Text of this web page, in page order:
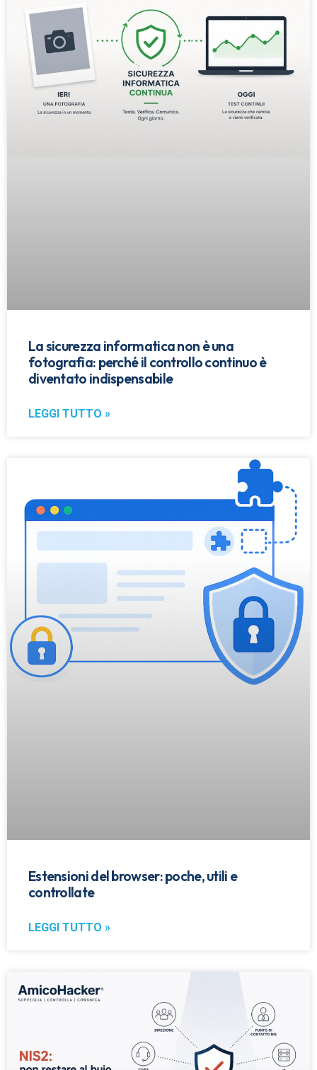
La sicurezza informatica non è una
fotografia: perché il controllo continuo è
diventato indispensabile
LEGGI TUTTO »
Estensioni del browser: poche, utili e
controllate
LEGGI TUTTO »